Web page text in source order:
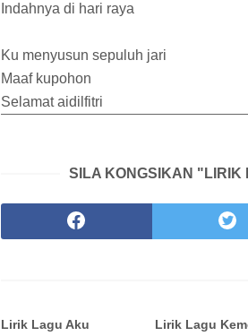
Indahnya di hari raya
Ku menyusun sepuluh jari
Maaf kupohon
Selamat aidilfitri
SILA KONGSIKAN "LIRIK
Lirik Lagu Aku
Lirik Lagu